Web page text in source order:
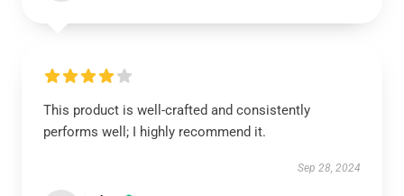
This product is well-crafted and consistently
performs well; I highly recommend it.
Sep 28, 2024